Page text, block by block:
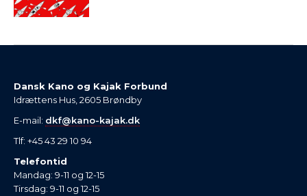
Dansk Kano og Kajak Forbund
Idrættens Hus, 2605 Brøndby
E-mail: dkf@kano-kajak.dk
Tlf: +45 43 29 10 94
Telefontid
Mandag: 9-11 og 12-15
Tirsdag: 9-11 og 12-15